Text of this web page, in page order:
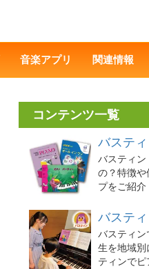
音楽アプリ 関連情報
コンテンツ一覧
バステ
バスティ
の？特徴
プをご紹介
バステ
バスティ
生を地域
ティンで